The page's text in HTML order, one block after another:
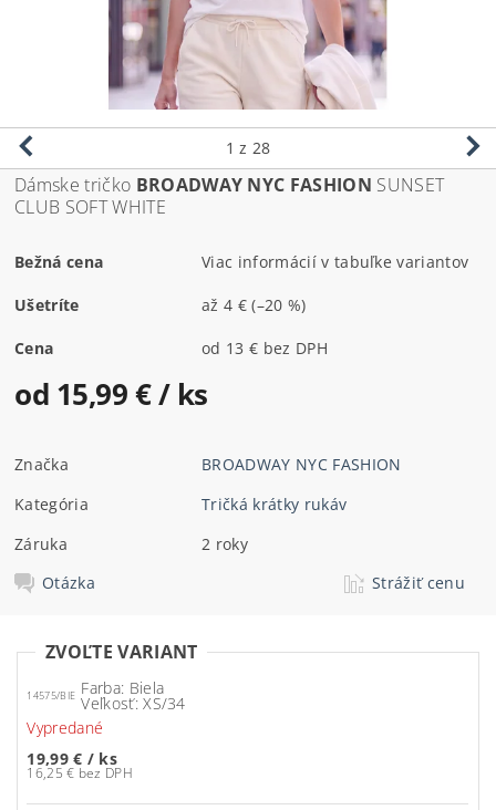
1 z 28
Dámske tričko BROADWAY NYC FASHION SUNSET
CLUB SOFT WHITE
Bežná cena Viac informácií v tabuľke variantov
Ušetríte až4 €(–20 %)
Cena od 13 € bez DPH
od 15,99 €/ ks
Značka
BROADWAY NYC FASHION
Kategória
Tričká krátky rukáv
Záruka
2 roky
Otázka
Strážiť cenu
ZVOĽTE VARIANT
14575/BIE Farba: Biela
Veľkosť: XS/34
Vypredané
19,99 € / ks
16,25 € bez DPH